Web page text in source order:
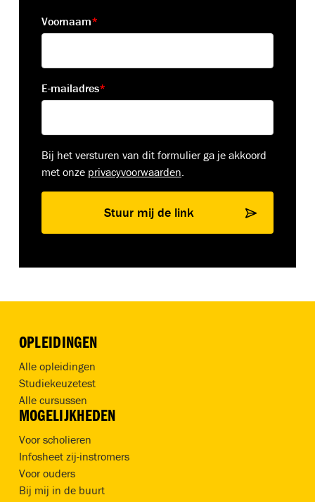
Voornaam*
E-mailadres*
Bij het versturen van dit formulier ga je akkoord
met onze privacyvoorwaarden
Stuur mij de link
OPLEIDINGEN
Alle opleidingen
Studiekeuzetest
Alle cursussen
MOGELIJKHEDEN
Voor scholieren
Infosheet zij-instromers
Voor ouders
Bij mij in de buurt